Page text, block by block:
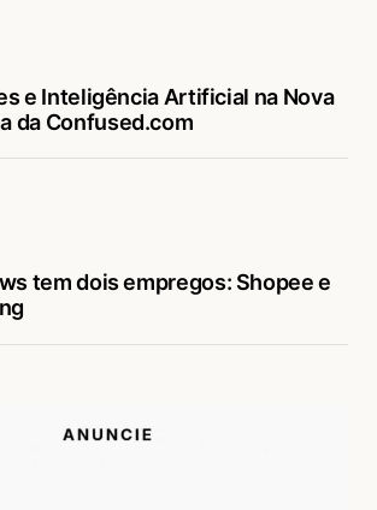
e Inteligência Artificial na Nova
da Confused.com
tem dois empregos: Shopee e